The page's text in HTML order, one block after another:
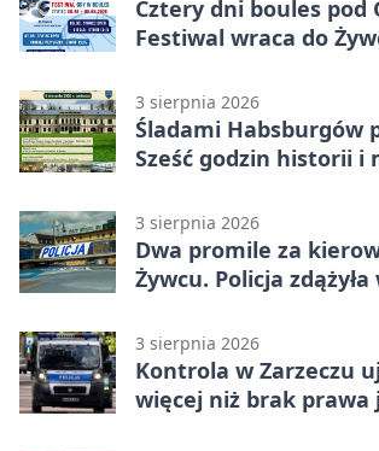
Cztery dni boules pod
Festiwal wraca do
3 sierpnia 2026
Śladami Habsburgów
Sześć godzin historii i
3 sierpnia 2026
Dwa promile za
Żywcu. Policja
3 sierpnia 2026
Kontrola w Zarzeczu
więcej niż brak prawa